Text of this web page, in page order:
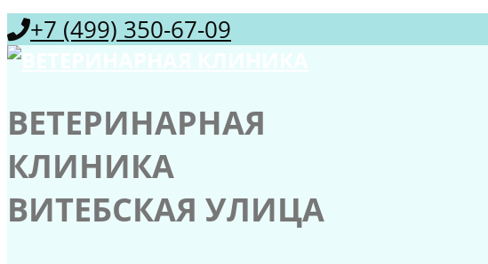
+7 (499) 350-67-09
ВЕТЕРИНАРНАЯ
КЛИНИКА
ВИТЕБСКАЯ УЛИЦА